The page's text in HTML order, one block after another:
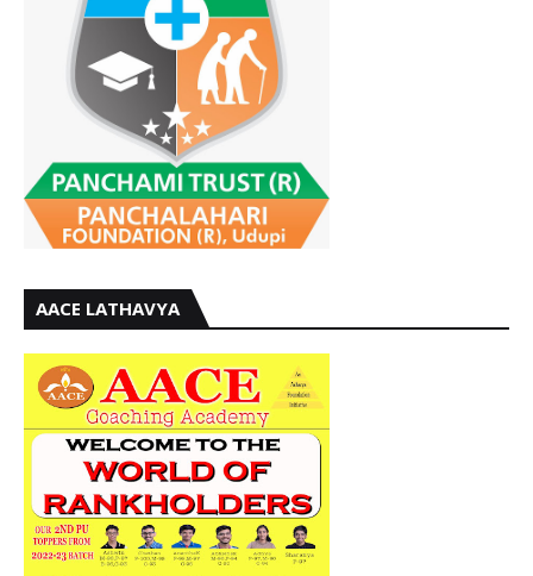
AACE LATHAVYA